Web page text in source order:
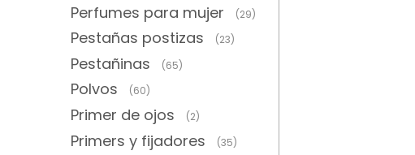
Perfumes para mujer (29)
Pestañas postizas (23)
Pestañinas (65)
Polvos (60)
Primer de ojos (2)
Primers y fijadores (35)